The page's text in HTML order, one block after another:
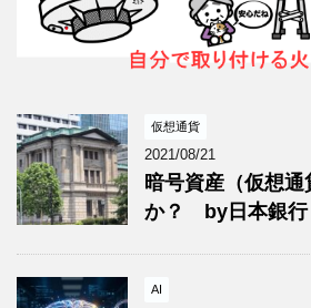
仮想通貨
2021/08/21
暗号資産（仮想
か？ by日本銀行
AI